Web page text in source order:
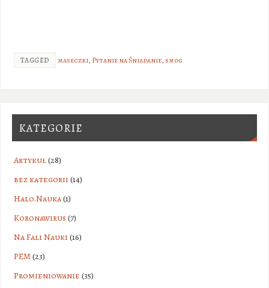
TAGGED maseczki, Pytanie na Śniadanie,smog
KATEGORIE
Artykuł(28)
bez kategorii (14)
Halo.Nauka(1)
Koronawirus (7)
Na Fali Nauki (16)
PEM(23)
Promieniowanie (35)